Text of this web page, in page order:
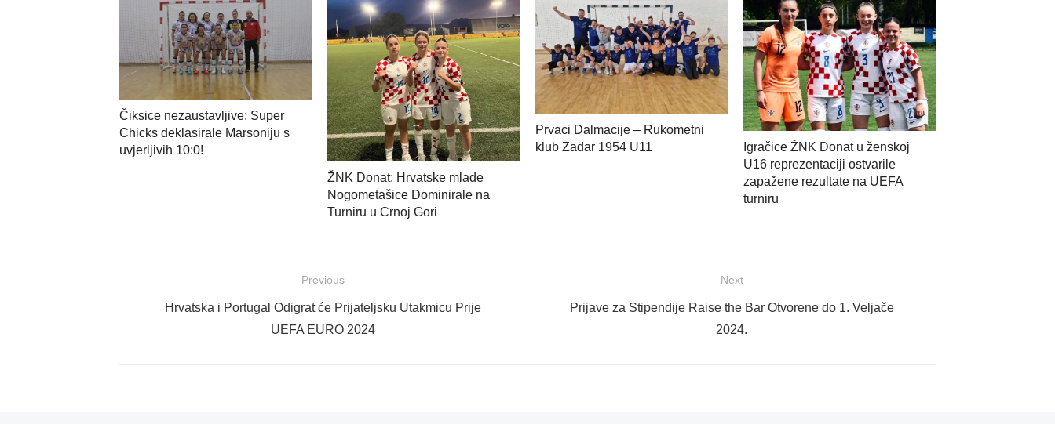
Čiksice nezaustavljive: Super
Chicks deklasirale Marsoniju s
uvjerljivih 10:0!
ŽNK Donat: Hrvatske mlade
Nogometašice Dominirale na
Turniru u Crnoj Gori
Prvaci Dalmacije – Rukometni
klub Zadar 1954 U11
Igračice ŽNK Donat u ženskoj
U16 reprezentaciji ostvarile
zapažene rezultate na UEFA
turniru
objava
Previous
Previous
Hrvatska i Portugal Odigrat će Prijateljsku Utakmicu Prije
UEFA EURO 2024
Next
Next
Prijave za Stipendije Raise the Bar Otvorene do 1. Veljače
2024.